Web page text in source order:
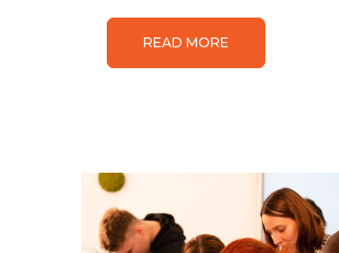
READ MORE